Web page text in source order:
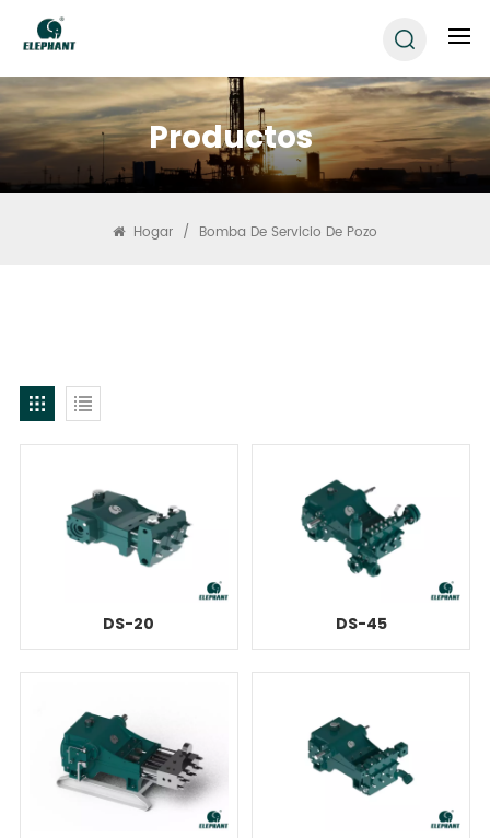
Productos
Hogar / Bomba De Servicio De Pozo
DS-20 DS-45